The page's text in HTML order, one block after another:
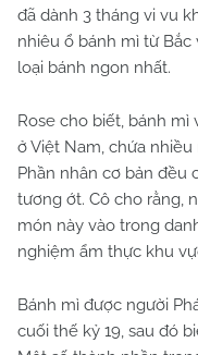
đã dành 3 tháng vi vu
nhiêu ổ bánh mì từ
loại bánh ngon nhất.
Rose cho biết, bánh
ở Việt Nam, chứa
Phần nhân cơ bản đều
tương ớt. Cô cho rằng,
món này vào trong
nghiệm ẩm thực khu
Bánh mì được người
cuối thế kỷ 19, sau đó